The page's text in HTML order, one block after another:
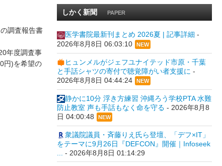
調査報告書
年度調査事
円)を希望の
しかく新聞 PAPER
医学書院最新刊まとめ 2026夏 | 記事詳細 -
2026年8月8日 06:03:10
NEW
ヒュンメルがジェフユナイテッド市原・千葉
と手話シャツの寄付で聴覚障がい者支援に -
2026年8月8日 04:44:24
NEW
静かに10分 浮き方練習 沖縄ろう学校PTA 水難
防止教室 声も手話もなく命を守る - 2026年8月8
日 04:00:48
NEW
衆議院議員・斉藤りえ氏ら登壇、「デフ×IT」
をテーマに9月26日『DEFCON』開催｜Infoseek
... - 2026年8月8日 01:14:29